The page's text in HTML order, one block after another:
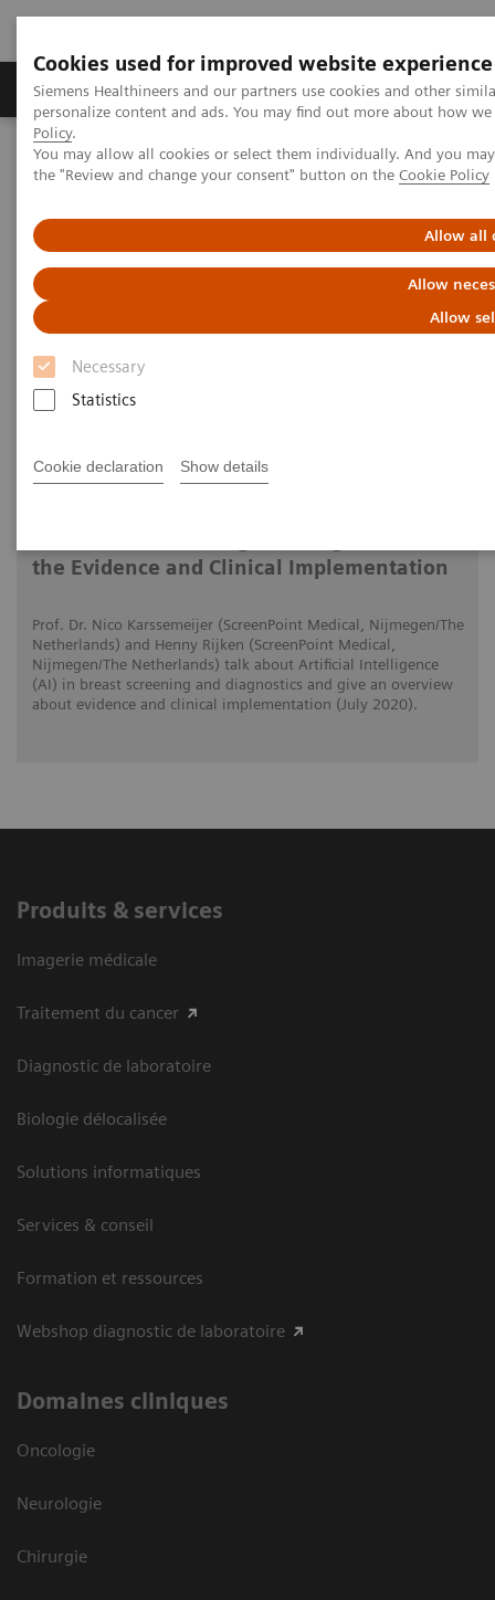
Cookies used for improved website experience
Siemens Healthineers and our partners use cookies and other
personalize content and ads. You may find out more about how
Policy.
You may allow all cookies or select them individually. And you
the "Review and change your consent" button on the Cookie Policy
Allow all
Allow
Allow
Necessary
Statistics
Cookie declaration Show details
Produits & services Domaines cliniques
Home Imagerie médicale
Mammographie
Clinical Corner
Implementation
AI in Breast Screening and
Diagnostics – the Evidence and
Clinical Implementation
the Evidence and Clinical Implementation
Prof. Dr. Nico Karssemeijer (ScreenPoint Medical, Nijmegen/The
Netherlands) and Henny Rijken (ScreenPoint Medical,
Nijmegen/The Netherlands) talk about Artificial Intelligence
(AI) in breast screening and diagnostics and give an overview
about evidence and clinical implementation (July 2020).
Produits & services
Imagerie médicale
Traitement du cancer
Diagnostic de laboratoire
Biologie délocalisée
Solutions informatiques
Services & conseil
Formation et ressources
Webshop diagnostic de laboratoire
Domaines cliniques
Oncologie
Neurologie
Chirurgie